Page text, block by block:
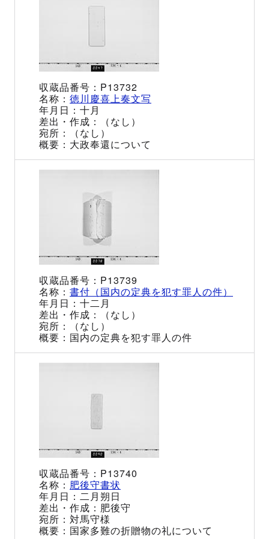
P13732
徳川慶喜上奏文写
十月
（なし）
（なし）
大政奉還について
P13739
書付（国内の定典を犯す罪人の件）
十二月
（なし）
（なし）
国内の定典を犯す罪人の件
P13740
肥後守書状
二月朔日
肥後守
対馬守様
国家多難の折贈物の礼について